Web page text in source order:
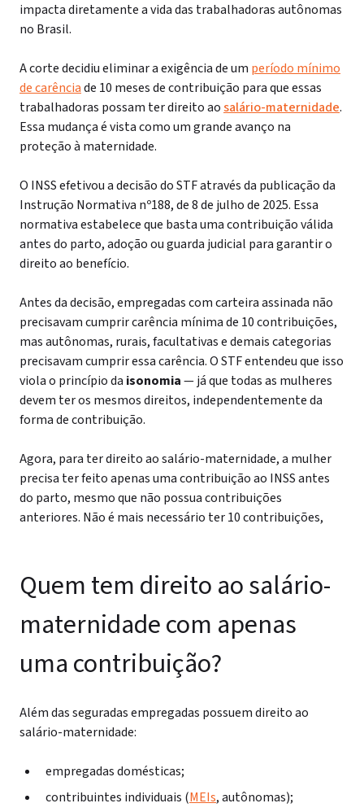
impacta diretamente a vida das trabalhadoras autônomas
no Brasil.
A corte decidiu eliminar a exigência de um período mínimo
de carênciade 10 meses de contribuição para que essas
trabalhadoras possam ter direito aosalário-maternidade.
Essa mudança é vista como um grande avanço na
proteção à maternidade.
O INSS efetivou a decisão do STF através da publicação da
Instrução Normativa nº188, de 8 de julho de 2025. Essa
normativa estabelece que basta uma contribuição válida
antes do parto, adoção ou guarda judicial para garantir o
direito ao benefício.
Antes da decisão, empregadas com carteira assinada não
precisavam cumprir carência mínima de 10 contribuições,
mas autônomas, rurais, facultativas e demais categorias
precisavam cumprir essa carência. O STF entendeu que isso
viola o princípio da isonomia— já que todas as mulheres
devem ter os mesmos direitos, independentemente da
forma de contribuição.
Agora, para ter direito ao salário-maternidade, a mulher
precisa ter feito apenas uma contribuição ao INSS antes
do parto, mesmo que não possua contribuições
anteriores. Não é mais necessário ter 10 contribuições,
Quem tem direito ao salário-
maternidade com apenas
uma contribuição?
Além das seguradas empregadas possuem direito ao
salário-maternidade:
empregadas domésticas;
contribuintes individuais (MEIs, autônomas);